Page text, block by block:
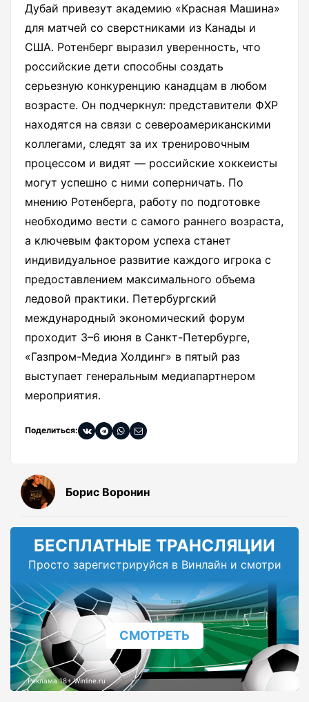
Дубай привезут академию «Красная Машина»
для матчей со сверстниками из Канады и
США. Ротенберг выразил уверенность, что
российские дети способны создать
серьезную конкуренцию канадцам в любом
возрасте. Он подчеркнул: представители ФХР
находятся на связи с североамериканскими
коллегами, следят за их тренировочным
процессом и видят — российские хоккеисты
могут успешно с ними соперничать. По
мнению Ротенберга, работу по подготовке
необходимо вести с самого раннего возраста,
а ключевым фактором успеха станет
индивидуальное развитие каждого игрока с
предоставлением максимального объема
ледовой практики. Петербургский
международный экономический форум
проходит 3–6 июня в Санкт-Петербурге,
«Газпром-Медиа Холдинг» в пятый раз
выступает генеральным медиапартнером
мероприятия.
Поделиться:
Борис Воронин
БЕСПЛАТНЫЕ ТРАНСЛЯЦИИ
Просто зарегистрируйся в Винлайн и смотри
СМОТРЕТЬ
Реклама 18+ Winline.ru